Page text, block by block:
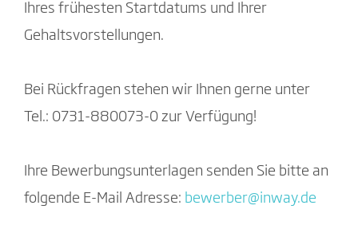
Ihres frühesten Startdatums und Ihrer
Gehaltsvorstellungen.
Bei Rückfragen stehen wir Ihnen gerne unter
Tel.: 0731-880073-0 zur Verfügung!
Ihre Bewerbungsunterlagen senden Sie bitte an
folgende E-Mail Adresse: bewerber@inway.de